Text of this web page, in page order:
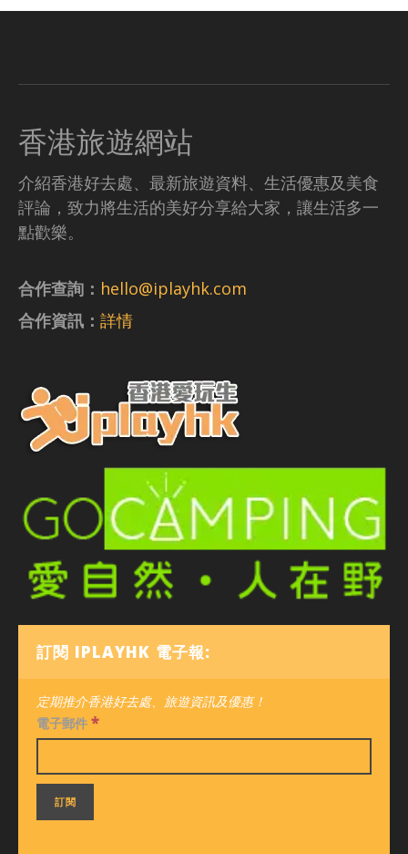
香港旅遊網站
介紹香港好去處、最新旅遊資料、生活優惠及美食
評論，致力將生活的美好分享給大家，讓生活多一
點歡樂。
合作查詢： hello@iplayhk.com
合作資訊： 詳情
訂閱 IPLAYHK 電子報:
定期推介香港好去處、旅遊資訊及優惠！
電子郵件 *